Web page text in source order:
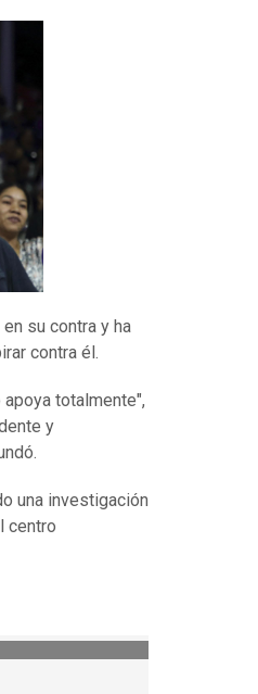
su contra y ha
contra él.
totalmente",
y
una investigación
centro